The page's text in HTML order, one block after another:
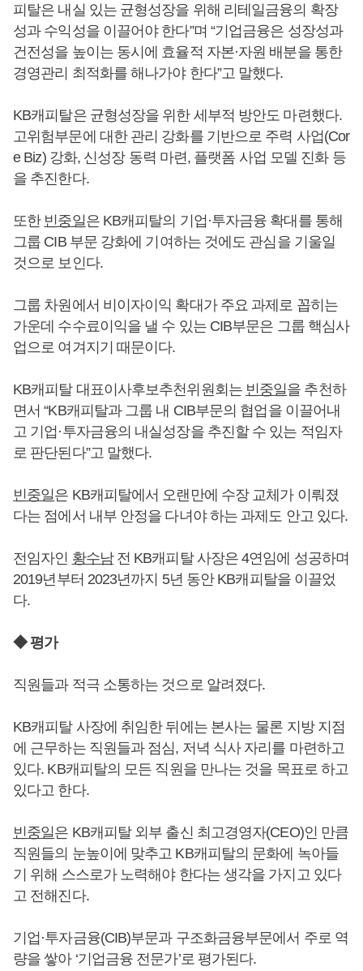
피탈은 내실 있는 균형성장을 위해 리테일금융의 확장
성과 수익성을 이끌어야 한다”며 “기업금융은 성장성과
건전성을 높이는 동시에 효율적 자본·자원 배분을 통한
경영관리 최적화를 해나가야 한다”고 말했다.
KB캐피탈은 균형성장을 위한 세부적 방안도 마련했다.
고위험부문에 대한 관리 강화를 기반으로 주력 사업(Cor
e Biz) 강화, 신성장 동력 마련, 플랫폼 사업 모델 진화 등
을 추진한다.
또한 빈중일은 KB캐피탈의 기업·투자금융 확대를 통해
그룹 CIB 부문 강화에 기여하는 것에도 관심을 기울일
것으로 보인다.
그룹 차원에서 비이자이익 확대가 주요 과제로 꼽히는
가운데 수수료이익을 낼 수 있는 CIB부문은 그룹 핵심사
업으로 여겨지기 때문이다.
KB캐피탈 대표이사후보추천위원회는 빈중일을 추천하
면서 “KB캐피탈과 그룹 내 CIB부문의 협업을 이끌어내
고 기업·투자금융의 내실성장을 추진할 수 있는 적임자
로 판단된다”고 말했다.
빈중일은 KB캐피탈에서 오랜만에 수장 교체가 이뤄졌
다는 점에서 내부 안정을 다녀야 하는 과제도 안고 있다.
전임자인 황수남전 KB캐피탈 사장은 4연임에 성공하며
2019년부터 2023년까지 5년 동안 KB캐피탈을 이끌었
다.
◆ 평가
직원들과 적극 소통하는 것으로 알려졌다.
KB캐피탈 사장에 취임한 뒤에는 본사는 물론 지방 지점
에 근무하는 직원들과 점심, 저녁 식사 자리를 마련하고
있다. KB캐피탈의 모든 직원을 만나는 것을 목표로 하고
있다고 한다.
빈중일은 KB캐피탈 외부 출신 최고경영자(CEO)인 만큼
직원들의 눈높이에 맞추고 KB캐피탈의 문화에 녹아들
기 위해 스스로가 노력해야 한다는 생각을 가지고 있다
고 전해진다.
기업·투자금융(CIB)부문과 구조화금융부문에서 주로 역
량을 쌓아 ‘기업금융 전문가’로 평가된다.